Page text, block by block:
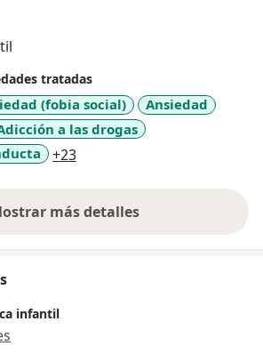
tratadas
(fobia social)
Ansiedad
a las drogas
+23a11y_sr_more_diseases
más detalles
sobre la experiencia
infantil